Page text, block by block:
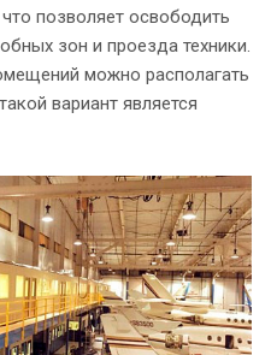
позволяет освободить
зон и проезда техники.
можно располагать
вариант является